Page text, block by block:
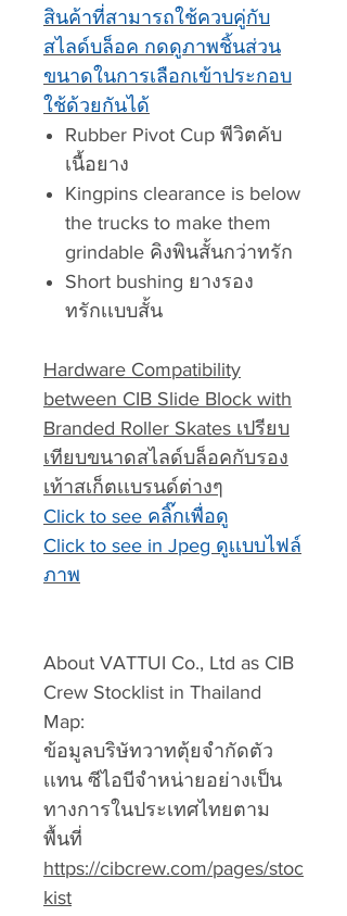
สินค้าที่สามารถใช้ควบคู่กับ
สไลด์บล็อค กดดูภาพชิ้นส่วน
ขนาดในการเลือกเข้าประกอบ
ใช้ด้วยกันได้
Rubber Pivot Cup พีวิตคับ
เนื้อยาง
Kingpins clearance is below
the trucks to make them
grindable คิงพินสั้นกว่าทรัก
Short bushing ยางรอง
ทรักเเบบสั้น
Hardware Compatibility
between CIB Slide Block with
Branded Roller Skates เปรียบ
เทียบขนาดสไลด์บล็อคกับรอง
เท้าสเก็ตเเบรนด์ต่างๆ
Click to see คลิ๊กเพื่อดู
Click to see in Jpeg ดูเเบบไฟล์
ภาพ
About VATTUI Co., Ltd as CIB
Crew Stocklist in Thailand
Map:
ข้อมูลบริษัทวาทตุ้ยจำกัดตัว
เเทน ซีไอบีจำหน่ายอย่างเป็น
ทางการในประเทศไทยตาม
พื้นที่
https://cibcrew.com/pages/stoc
kist